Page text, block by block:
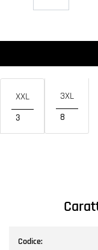
XXL
3
3XL
8
Codice: